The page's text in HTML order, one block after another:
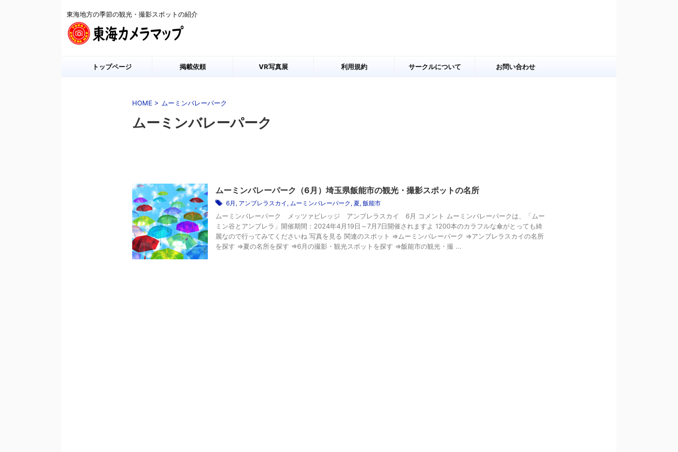
東海地方の季節の観光・撮影スポットの紹介
トップページ 掲載依頼 VR写真展 利用規約 サークルについて お問い合わせ
HOME > ムーミンバレーパーク
ムーミンバレーパーク
ムーミンバレーパーク（6月）埼玉県飯能市の観光・撮影スポットの名所
6月 , アンブレラスカイ , ムーミンバレーパーク , 夏, 飯能市
ムーミンバレーパーク メッツァビレッジ アンブレラスカイ 6月 コメント ムーミンバレーパークは、「ムー
ミン谷とアンブレラ」開催期間：2024年4月19日～7月7日開催されますよ 1200本のカラフルな傘がとっても綺
麗なので行ってみてくださいね 写真を見る 関連のスポット ⇒ムーミンバレーパーク ⇒アンブレラスカイの名所
を探す ⇒夏の名所を探す ⇒6月の撮影・観光スポットを探す ⇒飯能市の観光・撮 ...